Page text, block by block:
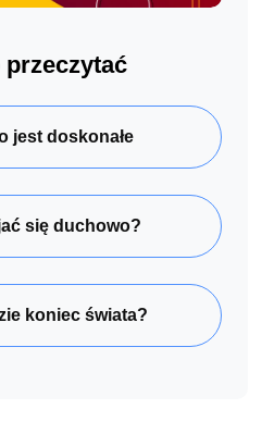
przeczytać
jest doskonałe
się duchowo?
koniec świata?